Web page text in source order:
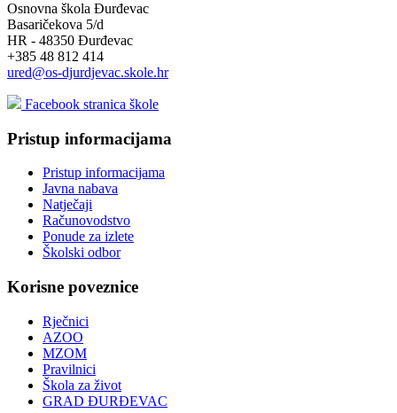
Osnovna škola Đurđevac
Basaričekova 5/d
HR - 48350 Đurđevac
+385 48 812 414
ured@os-djurdjevac.skole.hr
Facebook stranica škole
Pristup informacijama
Pristup informacijama
Javna nabava
Natječaji
Računovodstvo
Ponude za izlete
Školski odbor
Korisne poveznice
Rječnici
AZOO
MZOM
Pravilnici
Škola za život
GRAD ĐURĐEVAC